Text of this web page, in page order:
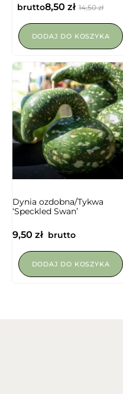
14,50zł
8,50 zł
brutto
DODAJ DO KOSZYKA
Dynia ozdobna/Tykwa
‘Speckled Swan’
9,50 zł brutto
DODAJ DO KOSZYKA